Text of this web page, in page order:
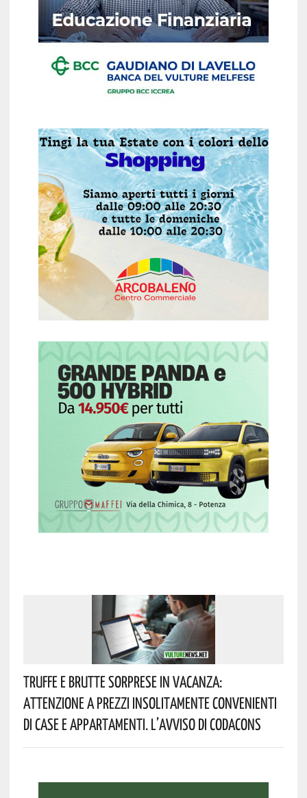
Truffe E Brutte Sorprese In Vacanza:
Attenzione A Prezzi Insolitamente Convenienti
Di Case E Appartamenti. L’avviso Di Codacons